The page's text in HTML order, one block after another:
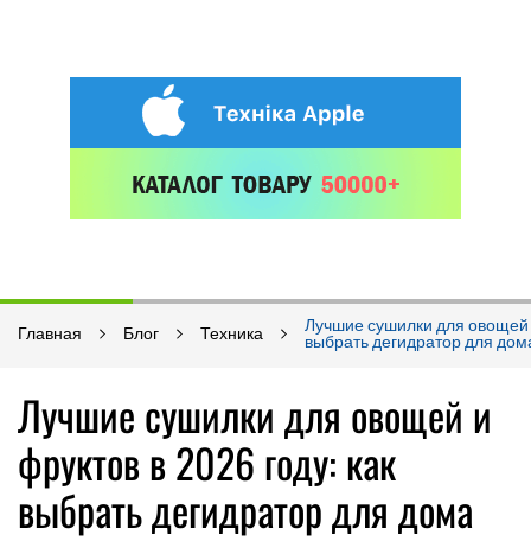
Главная Блог Техника
Лучшие сушилки для овощей
выбрать дегидратор для
Лучшие сушилки для овощей и
фруктов в 2026 году: как
выбрать дегидратор для дома